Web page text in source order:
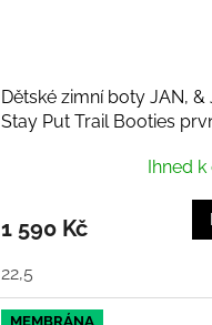
Dětské zimní boty JAN, &
Stay Put Trail Booties
Ihned
1 590 Kč
22,5
MEMBRÁNA